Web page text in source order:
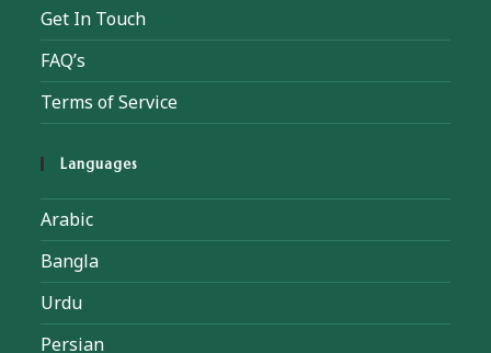
Get In Touch
FAQ’s
Terms of Service
Languages
Arabic
Bangla
Urdu
Persian